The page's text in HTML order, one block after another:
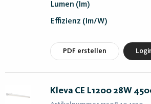
Lumen (lm)
Effizienz (lm/W)
PDF erstellen
Kleva CE L1200 28W